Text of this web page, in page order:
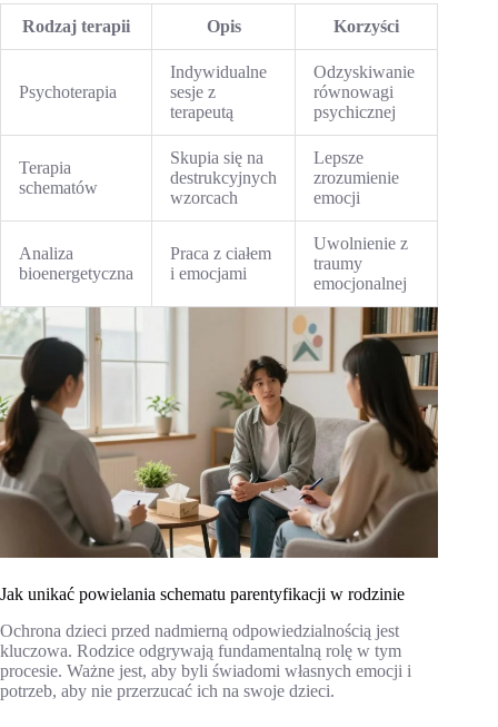
Rodzaj terapii Opis Korzyści
Psychoterapia
Indywidualne
sesje z
terapeutą
Odzyskiwanie
równowagi
psychicznej
Terapia
schematów
Skupia się na
destrukcyjnych
wzorcach
Lepsze
zrozumienie
emocji
Analiza
bioenergetyczna
Praca z ciałem
i emocjami
Uwolnienie z
traumy
emocjonalnej
Jak unikać powielania schematu parentyfikacji w rodzinie
Ochrona dzieci przed nadmierną odpowiedzialnością jest
kluczowa. Rodzice odgrywają fundamentalną rolę w tym
procesie. Ważne jest, aby byli świadomi własnych emocji i
potrzeb, aby nie przerzucać ich na swoje dzieci.